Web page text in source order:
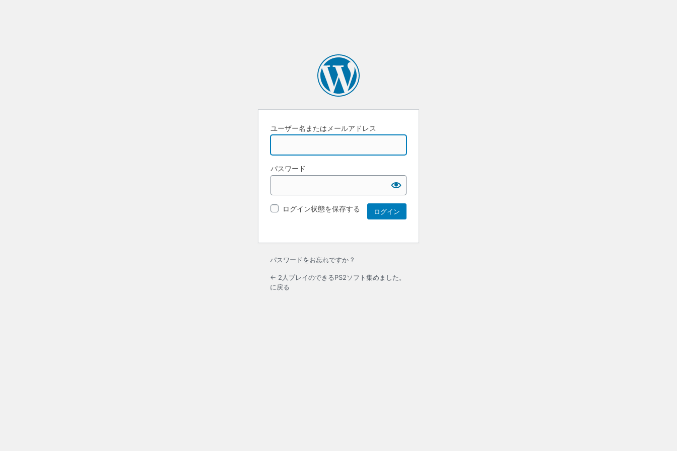
ユーザー名またはメールアドレス
パスワード
ログイン状態を保存する
パスワードをお忘れですか ?
← 2人プレイのできるPS2ソフト集めました。
に戻る